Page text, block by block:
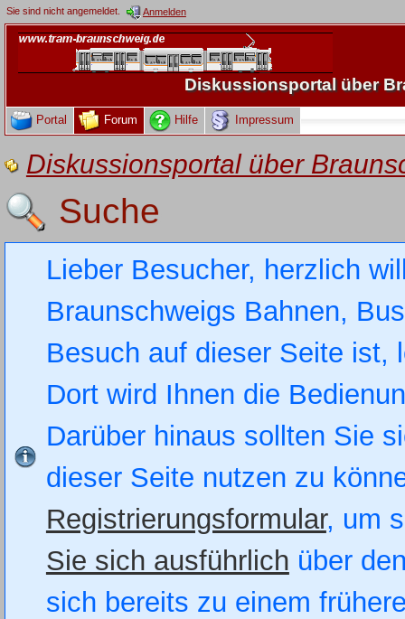
Sie sind nicht angemeldet. Anmelden
Diskussionsportal über
Portal Forum Hilfe Impressum
Diskussionsportal über
Suche
Lieber Besucher, herzlich
Braunschweigs Bahnen,
Besuch auf dieser Seite
Dort wird Ihnen die
Darüber hinaus sollten Sie
dieser Seite nutzen zu
Registrierungsformular, um
Sie sich ausführlich über
sich bereits zu einem